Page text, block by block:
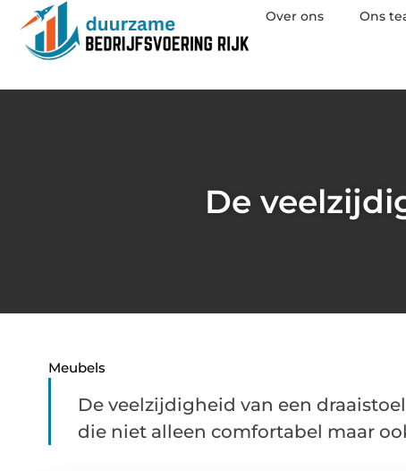
Over ons Ons
De
Meubels
De veelzijdigheid van een
die niet alleen comfortabel maar